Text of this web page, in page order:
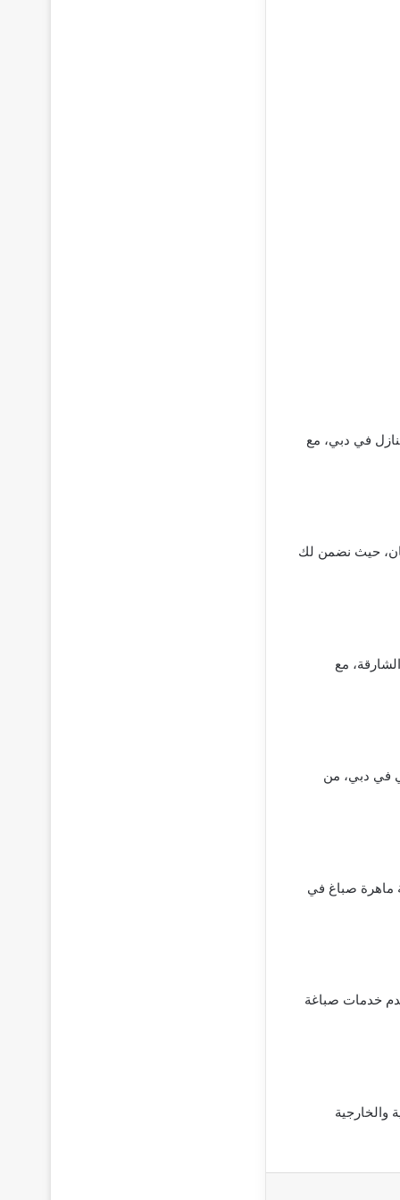
في دبي، مع
حيث نضمن لك
مع
في دبي، من
ماهرة صباغ في
خدمات صباغة